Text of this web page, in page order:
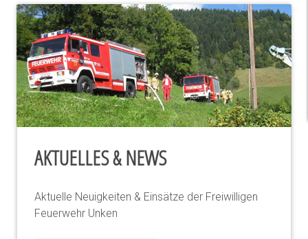
AKTUELLES & NEWS
Aktuelle Neuigkeiten & Einsätze der Freiwilligen
Feuerwehr Unken